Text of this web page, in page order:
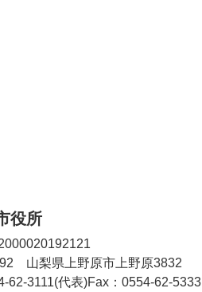
役所
山梨県上野原市上野原3832
62-3111(代表)Fax：0554-62-5333